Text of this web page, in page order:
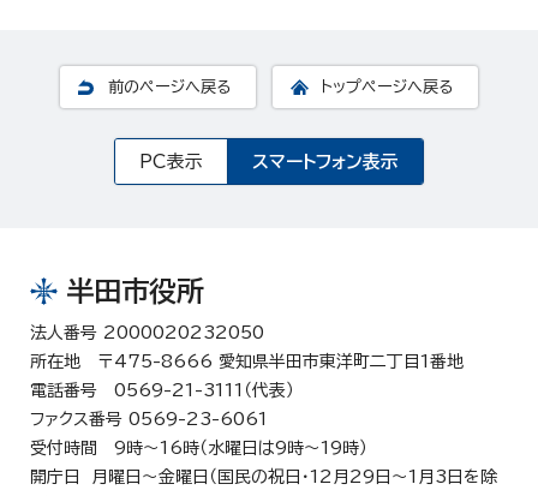
前のページへ戻る トップページへ戻る
PC表示 スマートフォン表示
半田市役所
法人番号 2000020232050
所在地 〒475-8666 愛知県半田市東洋町二丁目1番地
電話番号 0569-21-3111（代表）
ファクス番号 0569-23-6061
受付時間 9時～16時（水曜日は9時～19時）
開庁日 月曜日～金曜日（国民の祝日・12月29日～1月3日を除